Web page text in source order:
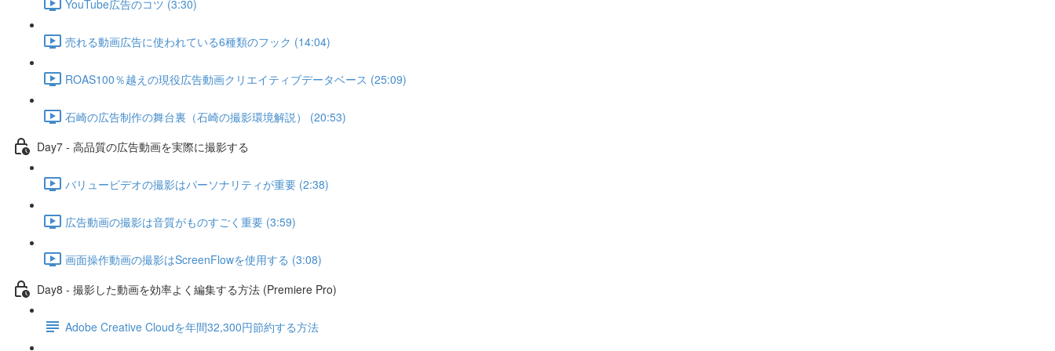
YouTube広告のコツ (3:30)
売れる動画広告に使われている6種類のフック (14:04)
ROAS100％越えの現役広告動画クリエイティブデータベース (25:09)
石崎の広告制作の舞台裏（石崎の撮影環境解説） (20:53)
Day7 - 高品質の広告動画を実際に撮影する
バリュービデオの撮影はパーソナリティが重要 (2:38)
広告動画の撮影は音質がものすごく重要 (3:59)
画面操作動画の撮影はScreenFlowを使用する (3:08)
Day8 - 撮影した動画を効率よく編集する方法 (Premiere Pro)
Adobe Creative Cloudを年間32,300円節約する方法